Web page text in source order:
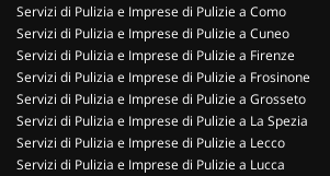
Servizi di Pulizia e Imprese di Pulizie a Como
Servizi di Pulizia e Imprese di Pulizie a Cuneo
Servizi di Pulizia e Imprese di Pulizie a Firenze
Servizi di Pulizia e Imprese di Pulizie a Frosinone
Servizi di Pulizia e Imprese di Pulizie a Grosseto
Servizi di Pulizia e Imprese di Pulizie a La Spezia
Servizi di Pulizia e Imprese di Pulizie a Lecco
Servizi di Pulizia e Imprese di Pulizie a Lucca